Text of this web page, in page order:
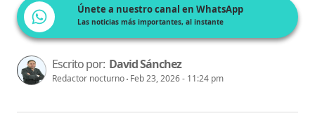
Únete a nuestro canal en WhatsApp
Las noticias más importantes, al instante
Escrito por: David Sánchez
Redactor nocturno Feb 23, 2026 - 11:24 pm